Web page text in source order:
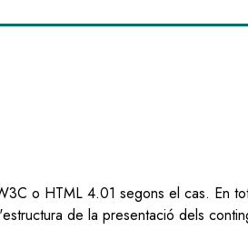
o HTML 4.01 segons el cas. En
de la presentació dels